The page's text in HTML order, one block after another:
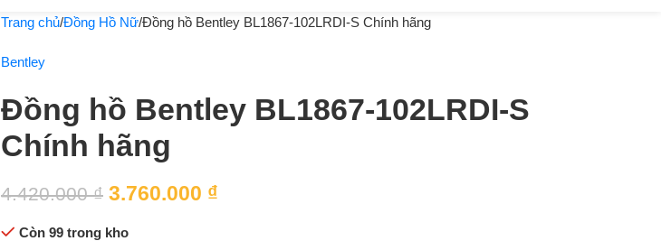
Trang chủ Đồng Hồ Nữ Đồng hồ Bentley BL1867-102LRDI-S Chính hãng
Bentley
Đồng hồ Bentley BL1867-102LRDI-S
Chính hãng
4.420.000₫ 3.760.000 ₫
Còn 99 trong kho